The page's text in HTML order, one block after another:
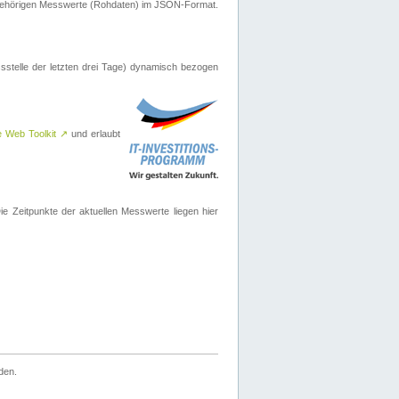
Messwerte (Rohdaten) im JSON-Format.
der letzten drei Tage) dynamisch bezogen
Web Toolkit ↗ und erlaubt
Zeitpunkte der aktuellen Messwerte liegen hier